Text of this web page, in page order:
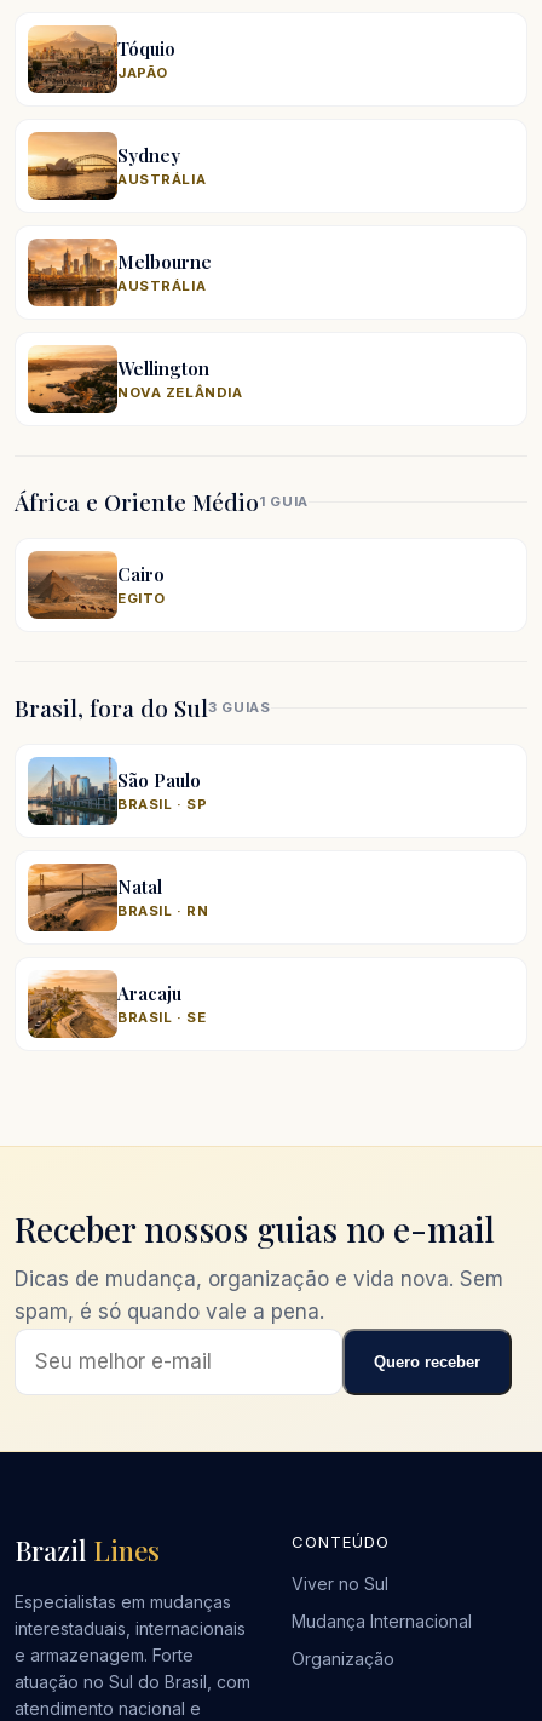
Tóquio
JAPÃO
Sydney
AUSTRÁLIA
Melbourne
AUSTRÁLIA
Wellington
NOVA ZELÂNDIA
África e Oriente Médio1 GUIA
Cairo
EGITO
Brasil, fora do Sul3 GUIAS
São Paulo
BRASIL · SP
Natal
BRASIL · RN
Aracaju
BRASIL · SE
Receber nossos guias no e-mail
Dicas de mudança, organização e vida nova. Sem
spam, é só quando vale a pena.
Quero receber
Brazil Lines
Especialistas em mudanças
interestaduais, internacionais
e armazenagem. Forte
atuação no Sul do Brasil, com
atendimento nacional e
CONTEÚDO
Viver no Sul
Mudança Internacional
Organização